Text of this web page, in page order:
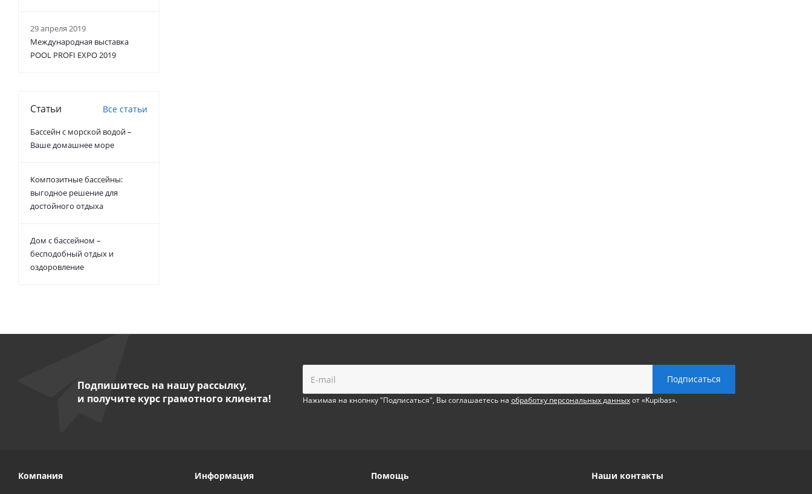
29 апреля 2019
Международная выставка
POOL PROFI EXPO 2019
Статьи Все статьи
Бассейн с морской водой –
Ваше домашнее море
Композитные бассейны:
выгодное решение для
достойного отдыха
Дом с бассейном –
бесподобный отдых и
оздоровление
Подпишитесь на нашу рассылку,
и получите курс грамотного клиента!
Нажимая на кнопнку "Подписаться", Вы соглашаетесь на обработку персональных данныхот «Kupibas».
Компания Информация Помощь Наши контакты